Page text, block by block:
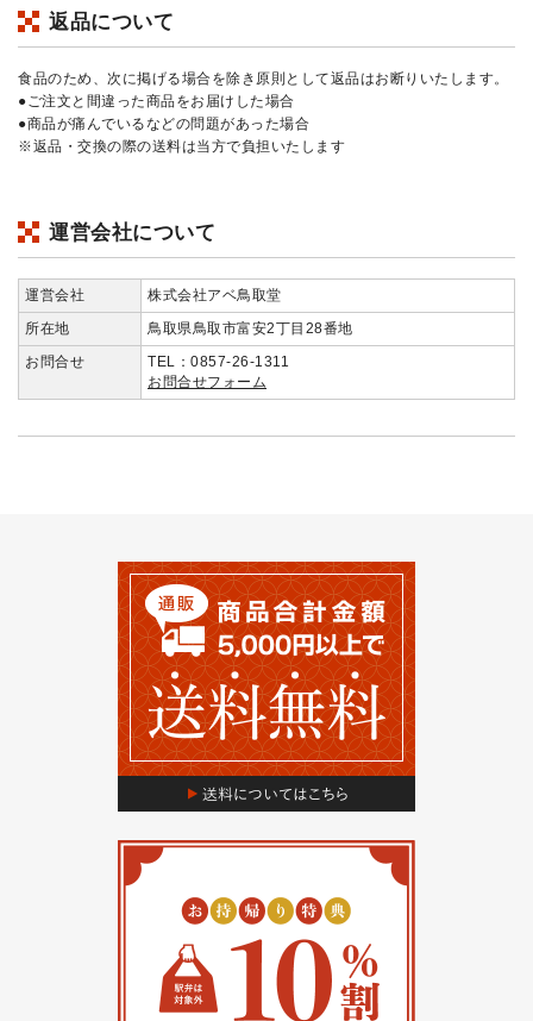
返品について
食品のため、次に掲げる場合を除き原則として返品はお断りいたします。
●ご注文と間違った商品をお届けした場合
●商品が痛んでいるなどの問題があった場合
※返品・交換の際の送料は当方で負担いたします
運営会社について
運営会社
株式会社アベ鳥取堂
所在地
鳥取県鳥取市富安2丁目28番地
お問合せ
TEL：0857-26-1311
お問合せフォーム